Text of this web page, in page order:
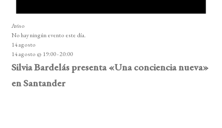
Aviso
No hay ningún evento este día.
14 agosto
14 agosto @ 19:00-20:00
Silvia Bardelás presenta «Una conciencia nueva»
en Santander